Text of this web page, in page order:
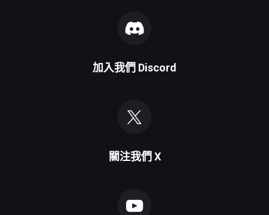
加入我們 Discord
關注我們 X